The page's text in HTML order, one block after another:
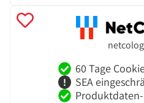
60 Tage
SEA